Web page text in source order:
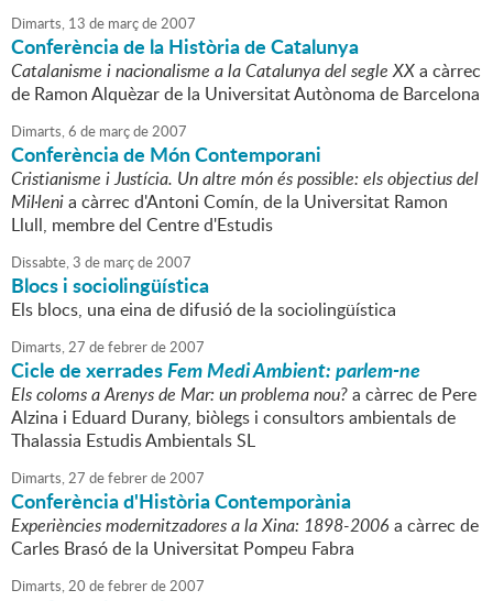
Dimarts, 13 de marçde2007
Conferència de la Història de Catalunya
Catalanisme i nacionalisme a la Catalunya del segle XXa càrrec
de Ramon Alquèzar de la Universitat Autònoma de Barcelona
Dimarts,6 de marçde2007
Conferència de Món Contemporani
Cristianisme i Justícia. Un altre món és possible: els objectius del
Mil·lenia càrrec d'Antoni Comín, de la Universitat Ramon
Llull, membre del Centre d'Estudis
Dissabte,3 de marçde2007
Blocs i sociolingüística
Els blocs, una eina de difusió de la sociolingüística
Dimarts,27 defebrerde2007
Cicle de xerradesFem Medi Ambient: parlem-ne
Els coloms a Arenys de Mar: un problema nou?a càrrec de Pere
Alzina i Eduard Durany, biòlegs i consultors ambientals de
Thalassia Estudis Ambientals SL
Dimarts,27 defebrerde2007
Conferència d'Història Contemporània
Experiències modernitzadores a la Xina: 1898-2006 a càrrec de
Carles Brasó de la Universitat Pompeu Fabra
Dimarts,20 defebrerde2007